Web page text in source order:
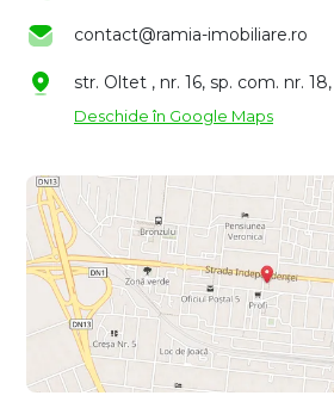
contact@ramia-imobiliare.ro
str. Oltet , nr. 16, sp. com. nr.
Deschide în Google Maps